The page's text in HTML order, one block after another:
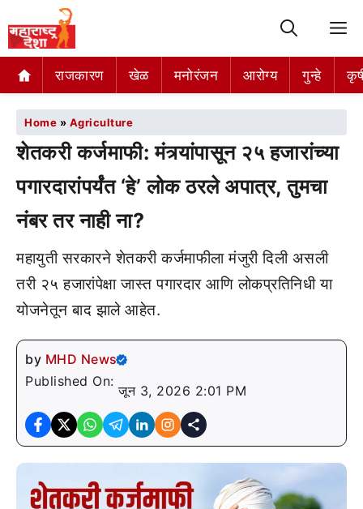
राजकारण खेळ मनोरंजन आरोग्य गुन्हे
Home » Agriculture
शेतकरी कर्जमाफी: मंत्र्यांपासून २५ हजारांच्या
पगारदारांपर्यंत ‘हे’ लोक ठरले अपात्र, तुमचा
नंबर तर नाही ना?
महायुती सरकारने शेतकरी कर्जमाफीला मंजुरी दिली असली
तरी २५ हजारांपेक्षा जास्त पगारदार आणि लोकप्रतिनिधी या
योजनेतून बाद झाले आहेत.
by MHD News
Published On:
जून 3, 2026 2:01 PM